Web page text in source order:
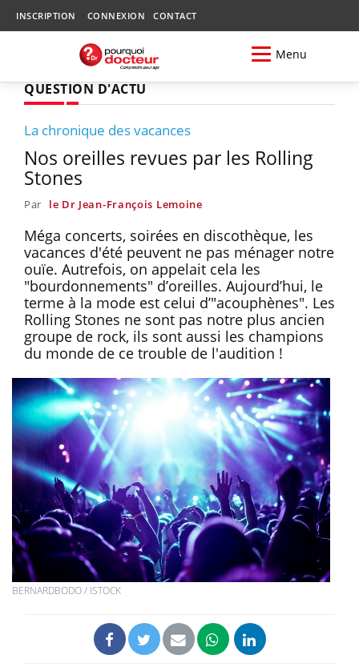
INSCRIPTION CONNEXION CONTACT
Menu
QUESTION D'ACTU
La chronique des vacances
Nos oreilles revues par les Rolling
Stones
Par le Dr Jean-François Lemoine
Méga concerts, soirées en discothèque, les
vacances d'été peuvent ne pas ménager notre
ouïe. Autrefois, on appelait cela les
"bourdonnements" d’oreilles. Aujourd’hui, le
terme à la mode est celui d’"acouphènes". Les
Rolling Stones ne sont pas notre plus ancien
groupe de rock, ils sont aussi les champions
du monde de ce trouble de l'audition !
BERNARDBODO / ISTOCK